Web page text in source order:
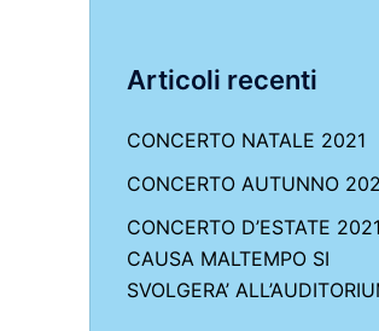
Articoli recenti
CONCERTO NATALE 2021
CONCERTO AUTUNNO
CONCERTO D’ESTATE 2021
CAUSA MALTEMPO SI
SVOLGERA’